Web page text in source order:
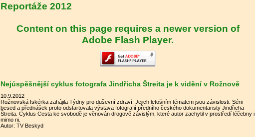
Reportáže 2012
Content on this page requires a newer version of
Adobe Flash Player.
Nejúspěšnější cyklus fotografa Jindřicha Štreita je k vidění v Rožnově
10.9.2012
Rožnovská Iskérka zahájila Týdny pro duševní zdraví. Jejich letošním tématem jsou závislosti. Sérii
besed a přednášek proto odstartovala výstava fotografií předního českého dokumentaristy Jindřicha
Štreita. Cyklus Cesta ke svobodě je věnován drogově závislým, které autor zachytil v prostředí léčebny i
mimo ni.
Autor: TV Beskyd